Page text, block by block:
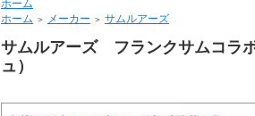
ホーム
ホーム ＞ メーカー ＞ サムルアーズ
サムルアーズ フランクサムコラ
ュ）